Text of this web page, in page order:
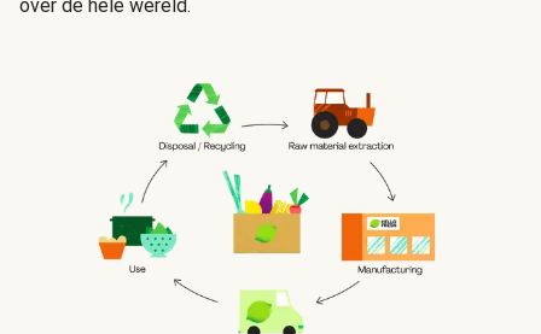
over de hele wereld.